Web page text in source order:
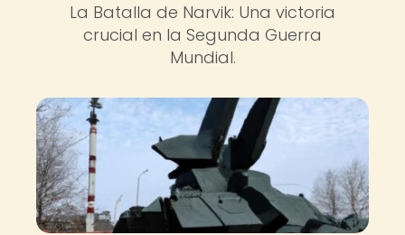
La Batalla de Narvik: Una victoria
crucial en la Segunda Guerra
Mundial.